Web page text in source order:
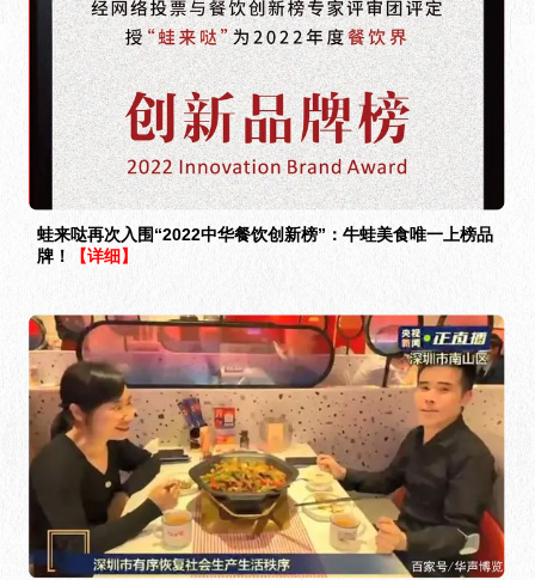
蛙来哒再次入围“2022中华餐饮创新榜”：牛蛙美食唯一上榜品
牌！
【详细】